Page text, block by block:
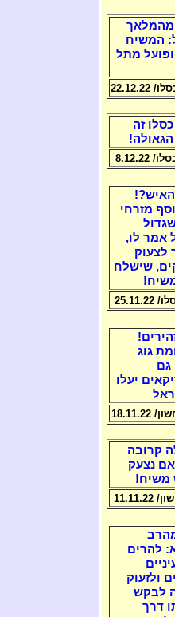
מהמלאך
המשיח
מתל
זה
8.12.22
האיש?!
מזרחי
אמר לו,
לצעוק
שישלח
גוג
גם
יעלו
קרובה
נצעק
משיח!
להרים
ולזעוק
לבקש
דרך